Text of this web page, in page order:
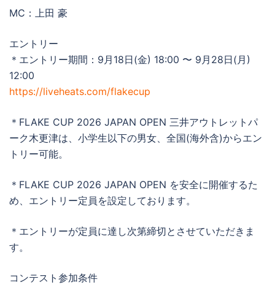
MC：上田 豪
エントリー
＊エントリー期間：9月18日(金) 18:00 〜 9月28日(月)
12:00
https://liveheats.com/flakecup
＊FLAKE CUP 2026 JAPAN OPEN 三井アウトレットパ
ーク木更津は、小学生以下の男女、全国(海外含)からエン
トリー可能。
＊FLAKE CUP 2026 JAPAN OPEN を安全に開催するた
め、エントリー定員を設定しております。
＊エントリーが定員に達し次第締切とさせていただきま
す。
コンテスト参加条件